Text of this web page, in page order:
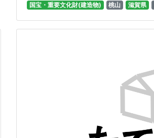
国宝・重要文化財(建造物) 桃山 滋賀県